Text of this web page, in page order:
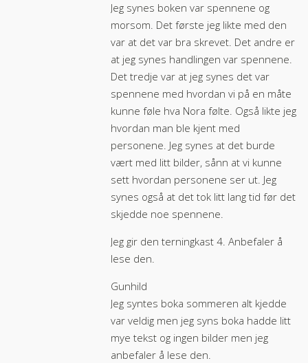
Jeg synes boken var spennene og
morsom. Det første jeg likte med den
var at det var bra skrevet. Det andre er
at jeg synes handlingen var spennene.
Det tredje var at jeg synes det var
spennene med hvordan vi på en måte
kunne føle hva Nora følte. Også likte jeg
hvordan man ble kjent med
personene. Jeg synes at det burde
vært med litt bilder, sånn at vi kunne
sett hvordan personene ser ut. Jeg
synes også at det tok litt lang tid før det
skjedde noe spennene.
Jeg gir den terningkast 4. Anbefaler å
lese den.
Gunhild
Jeg syntes boka sommeren alt kjedde
var veldig men jeg syns boka hadde litt
mye tekst og ingen bilder men jeg
anbefaler å lese den.